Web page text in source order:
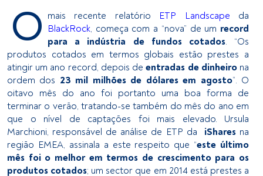
O mais recente relatório ETP Landscape da
BlackRock, começa com a “nova” de um record
para a indústria de fundos cotados. “Os
produtos cotados em termos globais estão prestes a
atingir um ano record, depois deentradas de dinheirona
ordem dos 23 mil milhões de dólares em agosto”. O
oitavo mês do ano foi portanto uma boa forma de
terminar o verão, tratando-se também do mês do ano em
que o nível de captações foi mais elevado. Ursula
Marchioni, responsável de análise de ETP da
iSharesna
região EMEA, assinala a este respeito que “este último
mês foi o melhor em termos de crescimento para os
produtos cotados; um sector que em 2014 está prestes a